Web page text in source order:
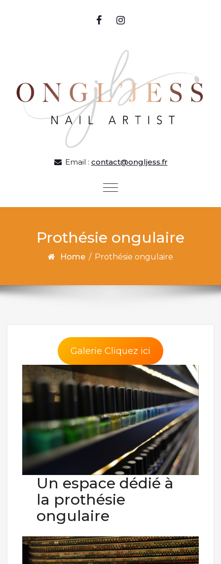
Email : contact@ongljess.fr
Toggle
Prothésie ongulaire
Home / Prothésie ongulaire
Galerie Cliquez ici
Un espace dédié à
la prothésie
ongulaire